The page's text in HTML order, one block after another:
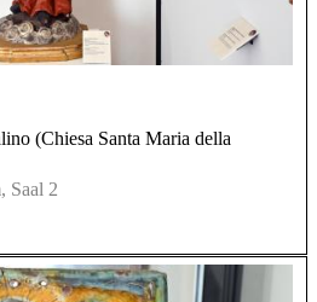
(Chiesa Santa Maria della
Saal 2